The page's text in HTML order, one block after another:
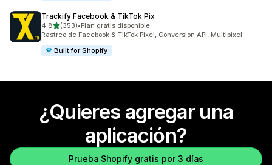
Trackify Facebook & TikTok Pix
4.8de 5 estrellas
(353)
353 reseñas en total
•Plan gratis disponible
Rastreo de Facebook & TikTok Pixel, Conversion API, Multipixel
Built for Shopify
¿Quieres agregar una
aplicación?
Prueba Shopify gratis por 3 días